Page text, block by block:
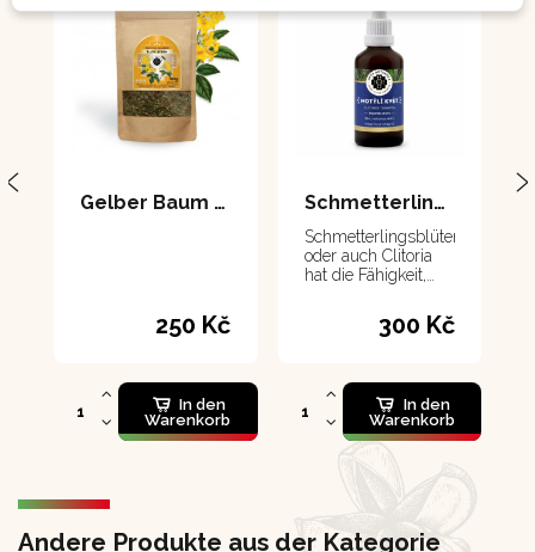
Gelber Baum 100 g
250 Kč
In den
Warenkorb
Schmetterlingsblütenextrakt 50 ml
Schmetterlingsblütenextrakt
oder auch Clitoria
hat die Fähigkeit,
akzentuieren und
zu beleben und300 Kč
In den
Warenkorb
Andere Produkte aus der Kategorie